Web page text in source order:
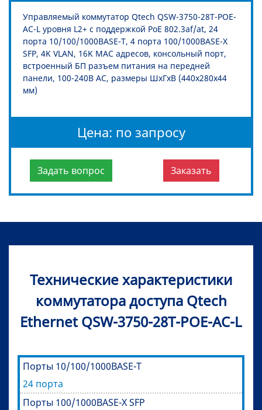
Управляемый коммутатор Qtech QSW-3750-28T-POE-
AC-L уровня L2+ с поддержкой PoE 802.3af/at, 24
порта 10/100/1000BASE-T, 4 порта 100/1000BASE-X
SFP, 4K VLAN, 16K MAC адресов, консольный порт,
встроенный БП разъем питания на передней
панели, 100-240В AC, размеры ШхГхВ (440x280x44
мм)
Цена: по запросу
Задать вопрос Заказать
Технические характеристики
коммутатора доступа Qtech
Ethernet QSW-3750-28T-POE-AC-L
Порты 10/100/1000BASE-T
24 порта
Порты 100/1000BASE-X SFP